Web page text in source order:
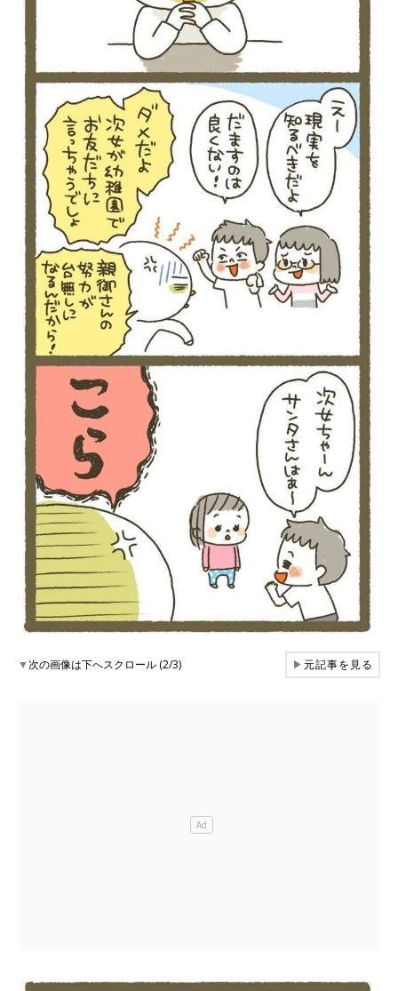
▼次の画像は下へスクロール (2/3) ▶元記事を見る